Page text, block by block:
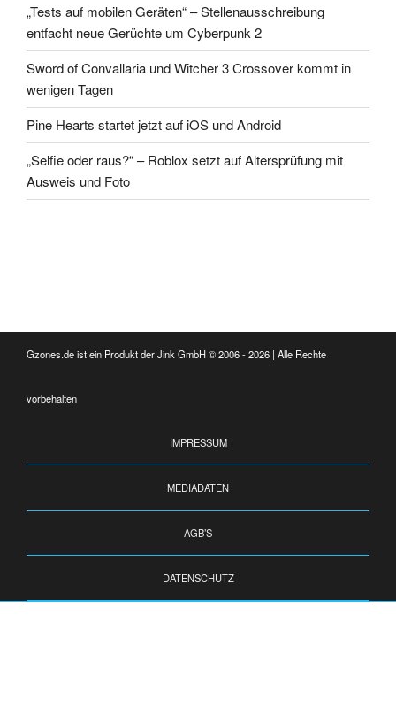
„Tests auf mobilen Geräten“ – Stellenausschreibung
entfacht neue Gerüchte um Cyberpunk 2
Sword of Convallaria und Witcher 3 Crossover kommt in
wenigen Tagen
Pine Hearts startet jetzt auf iOS und Android
„Selfie oder raus?“ – Roblox setzt auf Altersprüfung mit
Ausweis und Foto
Gzones.de ist ein Produkt der Jink GmbH © 2006 - 2026 | Alle Rechte
vorbehalten
IMPRESSUM
MEDIADATEN
AGB’S
DATENSCHUTZ